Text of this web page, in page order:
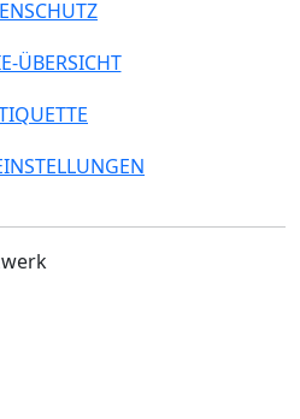
ÜBERSICHT